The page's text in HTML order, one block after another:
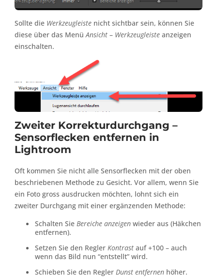
Sollte die Werkzeugleiste nicht sichtbar sein, können Sie
diese über das MenüAnsicht – Werkzeugleiste anzeigen
einschalten.
Zweiter Korrekturdurchgang –
Sensorflecken entfernen in
Lightroom
Oft kommen Sie nicht alle Sensorflecken mit der oben
beschriebenen Methode zu Gesicht. Vor allem, wenn Sie
ein Foto gross ausdrucken möchten, lohnt sich ein
zweiter Durchgang mit einer ergänzenden Methode:
Schalten Sie Bereiche anzeigen wieder aus (Häkchen
entfernen).
Setzen Sie den Regler Kontrast auf +100 – auch
wenn das Bild nun “entstellt” wird.
Schieben Sie den Regler Dunst entfernen höher.